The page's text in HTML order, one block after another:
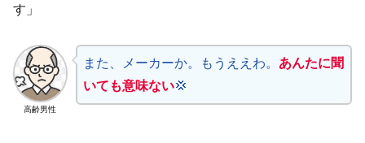
す」
高齢男性
また、メーカーか。もうええわ。 あんたに聞
いても意味ない💢